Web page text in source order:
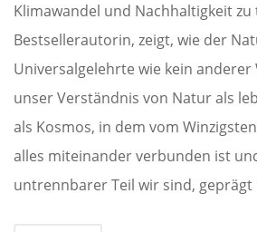
Klimawandel und Nachhaltigkeit zu
Bestsellerautorin, zeigt, wie der
Universalgelehrte wie kein anderer
unser Verständnis von Natur als
als Kosmos, in dem vom
alles miteinander verbunden ist
untrennbarer Teil wir sind, geprägt